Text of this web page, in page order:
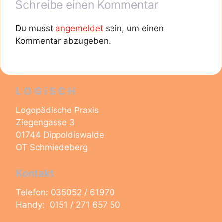
Schreibe einen Kommentar
Du musst angemeldet sein, um einen
Kommentar abzugeben.
L O G i S C H
Logopädische Praxis
Ziegengasse 3
01744 Dippoldiswalde
OT Schmiedeberg
Kontakt
Telefon: 035052 / 61970
Handy: 0151 / 271 657 50